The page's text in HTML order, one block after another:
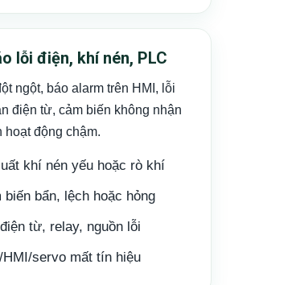
lỗi điện, khí nén, PLC
ngột, báo alarm trên HMI, lỗi
điện từ, cảm biến không nhận
hoạt động chậm.
khí nén yếu hoặc rò khí
biến bẩn, lệch hoặc hỏng
từ, relay, nguồn lỗi
HMI/servo mất tín hiệu